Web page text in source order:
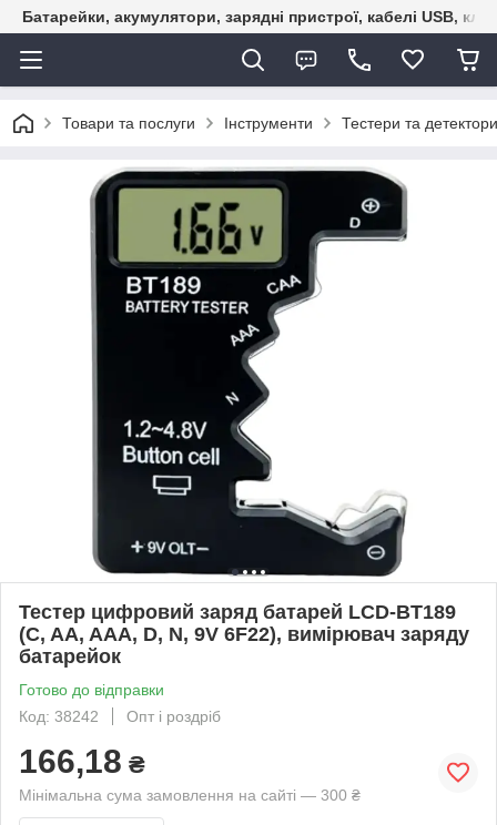
Батарейки, акумулятори, зарядні пристрої, кабелі USB,
Товари та послуги Інструменти Тестери та детектори
Тестер цифровий заряд батарей LCD-BT189
(C, AA, AAA, D, N, 9V 6F22), вимірювач заряду
батарейок
Готово до відправки
Код: 38242
Опт і роздріб
166,18 ₴
Мінімальна сума замовлення на сайті — 300 ₴